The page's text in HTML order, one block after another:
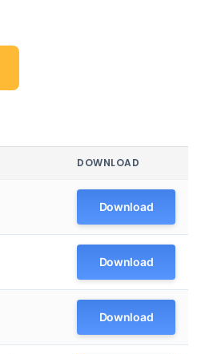
DOWNLOAD
Download
Download
Download